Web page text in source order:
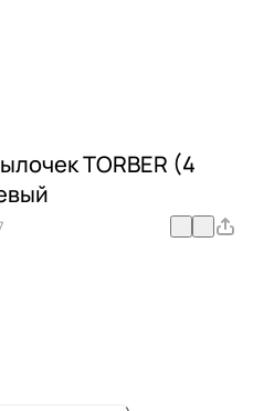
TORBER (4